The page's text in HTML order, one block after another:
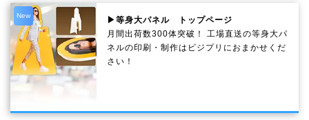
New
▶等身大パネル トップページ
月間出荷数300体突破！ 工場直送の等身大パ
ネルの印刷・制作は ビジプリ におまかせくだ
さい！